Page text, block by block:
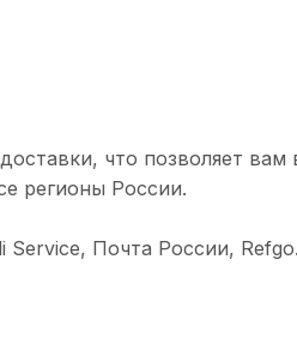
что позволяет вам
регионы России.
Почта России, Refgo.